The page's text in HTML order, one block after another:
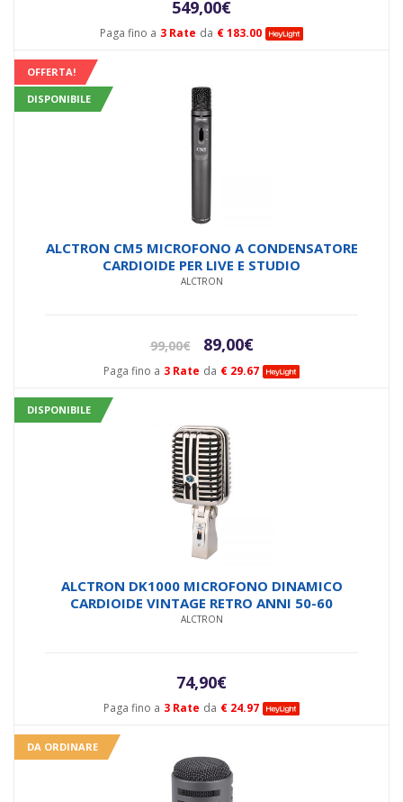
Paga fino a 3 Rate da € 183.00
549,00€
OFFERTA!
DISPONIBILE
Paga fino a 3 Rate da € 29.67
ALCTRON CM5 MICROFONO A CONDENSATORE
CARDIOIDE PER LIVE E STUDIO
ALCTRON
99,00€
Il
originale
89,00€Il
attuale
DISPONIBILE
Paga fino a 3 Rate da € 24.97
ALCTRON DK1000 MICROFONO DINAMICO
CARDIOIDE VINTAGE RETRO ANNI 50-60
ALCTRON
74,90€
DA ORDINARE